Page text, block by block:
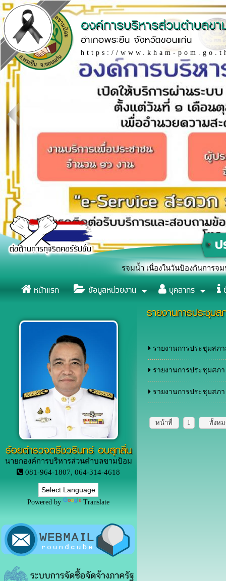
องค์การบริหารส่วนตำบลข
อำเภอพระยืน จังหวัดขอนแก่น
https://www.kham-
งสัญลักษณ์หยุดยั้งการจมน้ำ เนื่องในวันป้องกันการจมน้ำโลก (World
หน้าแรก ข้อมูลหน่วยงาน บุคลากร
ร้อยตำรวจตรีชวรินทร์ อบสุกลิ่น
นายกองค์การบริหารส่วนตำบลขามป้อม
081-964-1807, 064-314-4618
Powered by Translate
รายงานการประชุม
รายงานการประชุมสภ
รายงานการประชุมสภ
รายงานการประชุมสภ
หน้าที่ 1 ทั้งห